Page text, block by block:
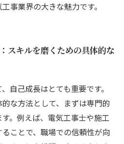
事業界の大きな魅力です。
スキルを磨くための具体的な
自己成長はとても重要です。
な方法として、まずは専門的
。例えば、電気工事士や施工
ことで、職場での信頼性が向